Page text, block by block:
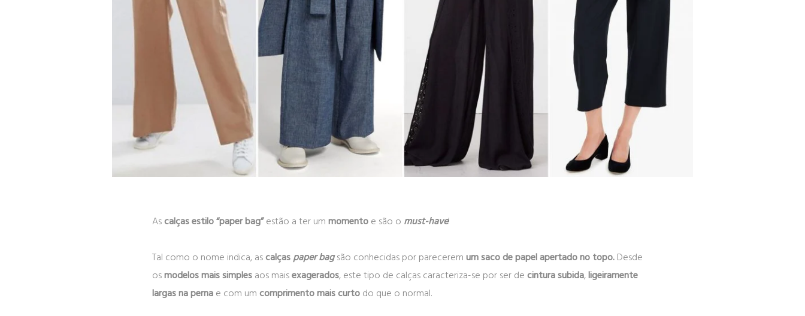
Ascalças estilo “paper bag”estão a ter ummomentoe são o must-have!
Tal como o nome indica, ascalçaspaper bagsão conhecidas por pareceremum saco de papel apertado no topo.Desde
osmodelos mais simplesaos maisexagerados, este tipo de calças caracteriza-se por ser decintura subida,ligeiramente
largas na pernae com umcomprimento mais curtodo que o normal.